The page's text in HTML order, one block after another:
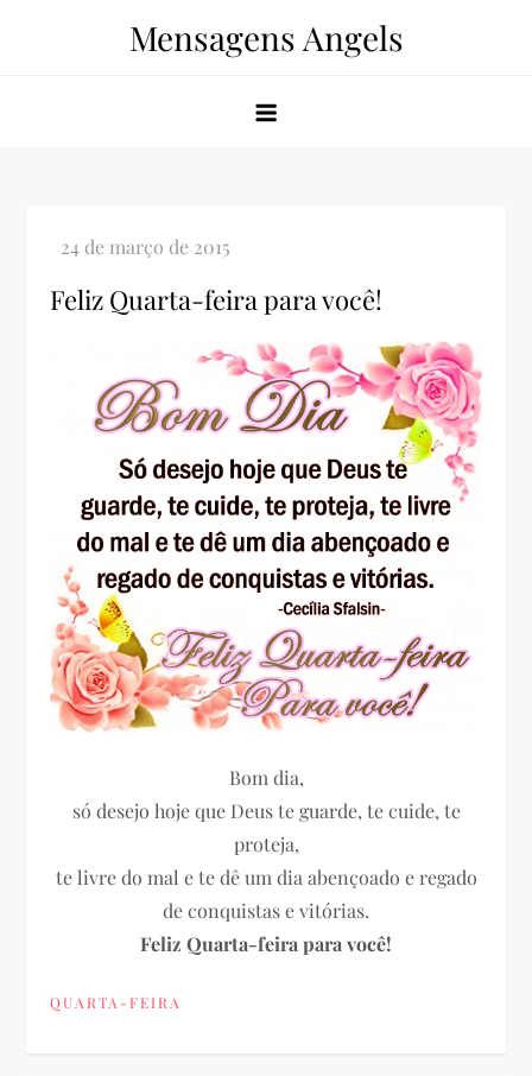
Mensagens Angels
Feliz Quarta-feira para você!
Bom dia,
só desejo hoje que Deus te guarde, te cuide, te
proteja,
te livre do mal e te dê um dia abençoado e regado
de conquistas e vitórias.
Feliz Quarta-feira para você!
QUARTA-FEIRA